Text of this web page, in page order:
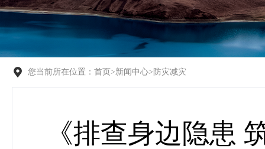
您当前所在位置： 首页 >新闻中心> 防灾减灾
《排查身边隐患